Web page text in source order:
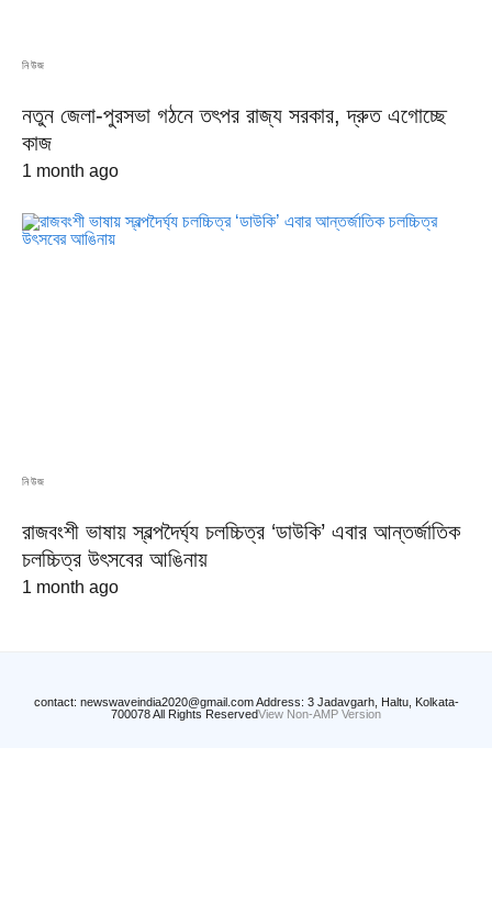
নিউজ
নতুন জেলা-পুরসভা গঠনে তৎপর রাজ্য সরকার, দ্রুত এগোচ্ছে
কাজ
1 month ago
নিউজ
রাজবংশী ভাষায় স্বল্পদৈর্ঘ্য চলচ্চিত্র ‘ডাউকি’ এবার আন্তর্জাতিক
চলচ্চিত্র উৎসবের আঙিনায়
1 month ago
contact: newswaveindia2020@gmail.com Address: 3 Jadavgarh, Haltu, Kolkata-
700078 All Rights ReservedView Non-AMP Version